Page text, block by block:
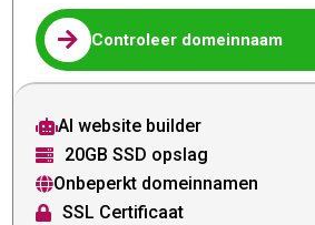
 Controleer domeinnaam
AI website builder
 20GB SSD opslag
Onbeperkt domeinnamen
 SSL Certificaat